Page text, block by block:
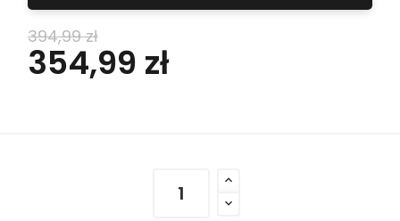
354,99 zł
394,99 zł